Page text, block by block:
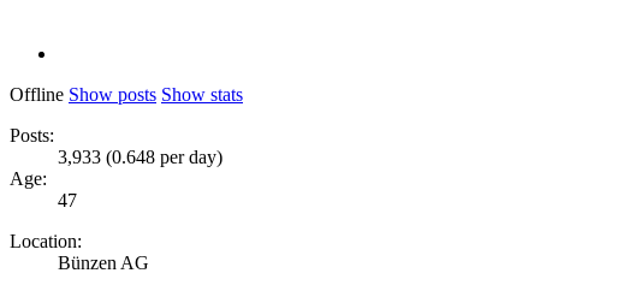
Offline Show posts Show stats
Posts:
3,933 (0.648 per day)
Age:
47
Location:
Bünzen AG